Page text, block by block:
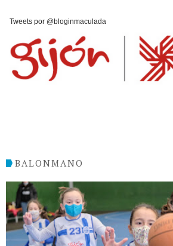
Tweets por @bloginmaculada
BALONMANO